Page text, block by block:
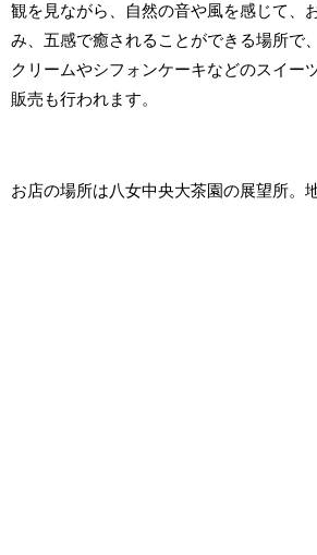
観を見ながら、自然の音や風を感じて、
み、五感で癒されることができる場所で
クリームやシフォンケーキなどのスイー
販売も行われます。
お店の場所は八女中央大茶園の展望所。